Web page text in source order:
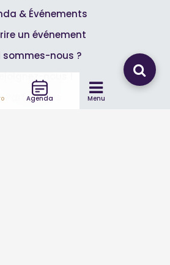
Agenda Menu
& Événements
un événement
sommes-nous ?
nous !
Partenaires